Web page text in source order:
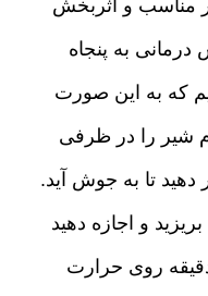
مناسب و اثربخش
درمانی به پنجاه
که به این صورت
شیر را در ظرفی
دهید تا به جوش آید.
و اجازه دهید
روی حرارت